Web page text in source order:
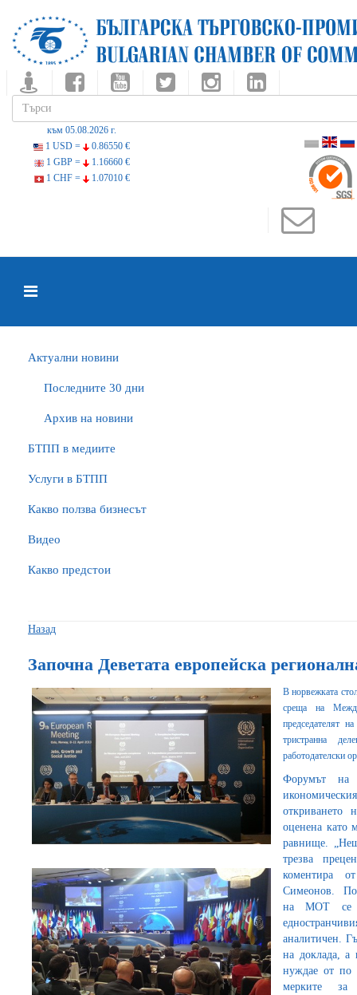
към 05.08.2026 г.
1 USD =
0.86550 €
1 GBP =
1.16660 €
1 CHF =
1.07010 €
Актуални новини
Последните 30 дни
Архив на новини
БTПП в медиите
Услуги в БТПП
Какво ползва бизнесът
Видео
Какво предстои
Назад
Започна Деветата европейска
В норвежката
среща на
председателят
тристранна
работодателски
Форумът на
откриването
оценена като
равнище.
трезва
коментира
Симеонов. По
на МОТ се
аналитичен.
на доклада, а
нуждае от по
мерките за